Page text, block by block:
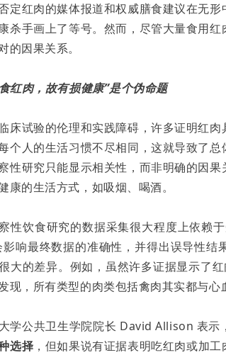
定红肉的媒体报道和权威膳食建议在无
杀手画上了等号。然而，尽管大量食用
的因果关系。
红肉，故有损健康”是个伪命题
床试验的伦理和实践障碍，许多证明红
个人的生活习惯不尽相同，这就导致了
性研究只能显示相关性，而非明确的因
康的生活方式，如吸烟、喝酒。
性饮食研究的数据采集很大程度上依赖
影响最终数据的准确性，并得出误导性
大的差异。例如，虽然许多证据显示了
现，所有类型的肉类包括禽肉其实都与心
学公共卫生学院院长 David Allison 表示，
选择 ，但如果说有证据表明吃红肉或加